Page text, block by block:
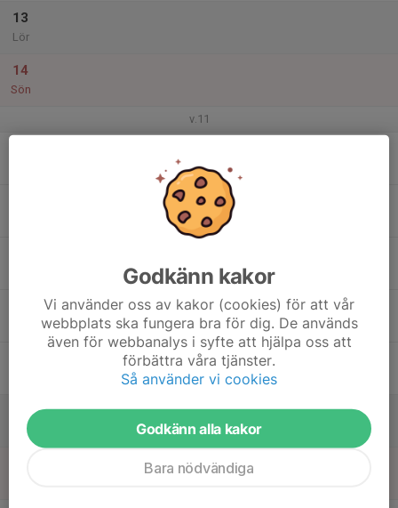
13
Lör
14
Sön
v.11
Lör
Godkänn kakor
Vi använder oss av kakor (cookies) för att vår
webbplats ska fungera bra för dig. De används
även för webbanalys i syfte att hjälpa oss att
förbättra våra tjänster.
Så använder vi cookies
Godkänn alla kakor
Bara nödvändiga